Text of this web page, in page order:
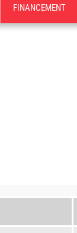
FINANCEMENT